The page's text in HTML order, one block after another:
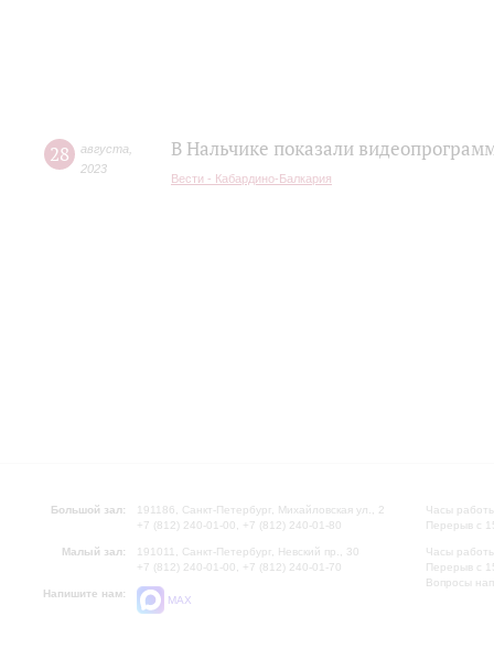
28 августа
2023
В Нальчике показали
Вести - Кабардино-Балкария
Большой зал:
191186, Санкт-Петербург, Михайловская ул., 2
+7 (812) 240-01-00, +7 (812) 240-01-80
Малый зал:
191011, Санкт-Петербург, Невский пр., 30
+7 (812) 240-01-00, +7 (812) 240-01-70
Напишите нам:
MAX
Часы
Перерыв с
Часы
Перерыв с
Вопросы